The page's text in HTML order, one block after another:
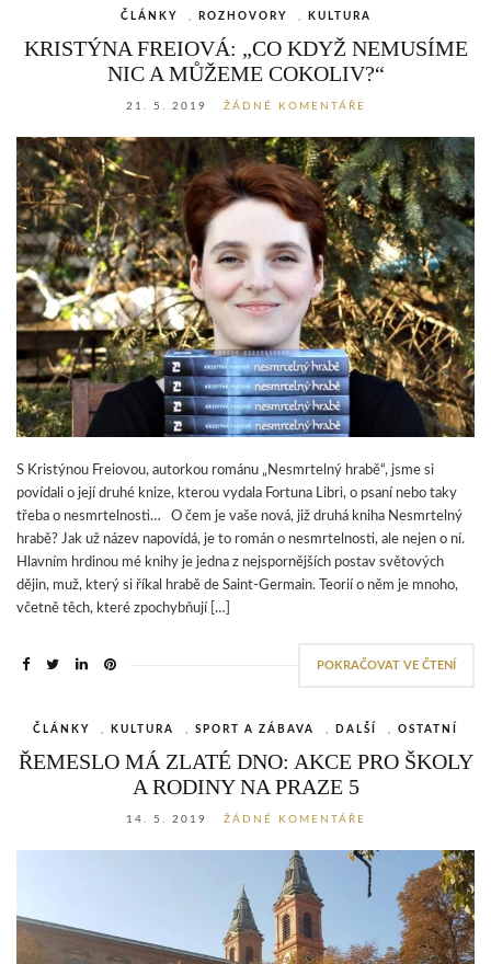
ČLÁNKY , ROZHOVORY , KULTURA
KRISTÝNA FREIOVÁ: „CO KDYŽ NEMUSÍME
NIC A MŮŽEME COKOLIV?“
21. 5. 2019 ŽÁDNÉ KOMENTÁŘE
S Kristýnou Freiovou, autorkou románu „Nesmrtelný hrabě“, jsme si
povídali o její druhé knize, kterou vydala Fortuna Libri, o psaní nebo taky
třeba o nesmrtelnosti… O čem je vaše nová, již druhá kniha Nesmrtelný
hrabě? Jak už název napovídá, je to román o nesmrtelnosti, ale nejen o ní.
Hlavním hrdinou mé knihy je jedna z nejspornějších postav světových
dějin, muž, který si říkal hrabě de Saint-Germain. Teorií o něm je mnoho,
včetně těch, které zpochybňují […]
POKRAČOVAT VE ČTENÍ
ČLÁNKY KULTURA SPORT A ZÁBAVA DALŠÍ OSTATNÍ
ŘEMESLO MÁ ZLATÉ DNO: AKCE PRO ŠKOLY
A RODINY NA PRAZE 5
14. 5. 2019 ŽÁDNÉ KOMENTÁŘE